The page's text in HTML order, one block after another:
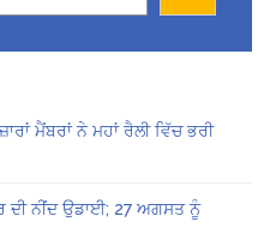
ਮੈਂਬਰਾਂ ਨੇ ਮਹਾਂ ਰੈਲੀ ਵਿੱਚ ਭਰੀ
ਦੀ ਨੀਂਦ ਉਡਾਈ; 27 ਅਗਸਤ ਨੂੰ